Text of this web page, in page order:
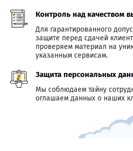
Контроль над качеством
Для гарантированного
защите перед сдачей
проверяем материал на
указанным сервисам.
Защита персональных
Мы соблюдаем тайну
оглашаем данных о наших